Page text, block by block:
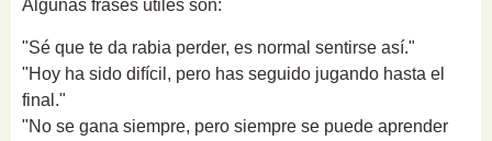
Algunas frases útiles son:
"Sé que te da rabia perder, es normal sentirse así."
"Hoy ha sido difícil, pero has seguido jugando hasta el
final."
"No se gana siempre, pero siempre se puede aprender